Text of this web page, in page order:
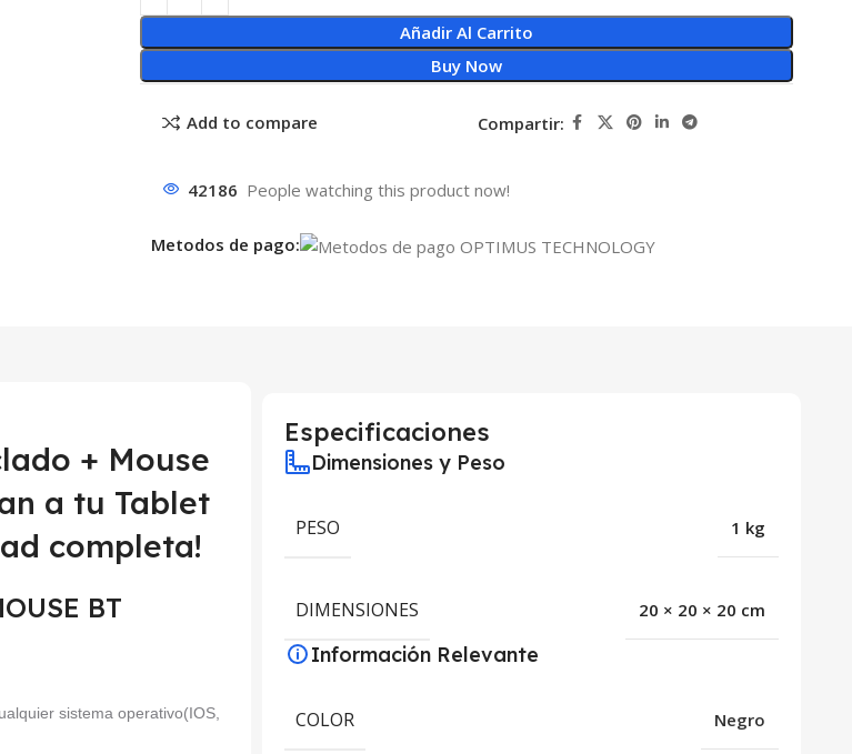
Añadir Al Carrito
Buy Now
Add to compare Compartir:
42186 People watching this product now!
Metodos de pago:
+ Mouse
a tu Tablet
completa!
BT
sistema operativo(IOS,
Especificaciones
Dimensiones y Peso
PESO 1 kg
DIMENSIONES 20 × 20 × 20 cm
Información Relevante
COLOR Negro